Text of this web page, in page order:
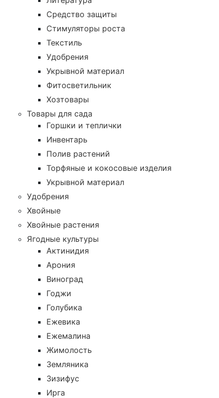
Средство защиты
Стимуляторы роста
Текстиль
Удобрения
Укрывной материал
Фитосветильник
Хозтовары
Товары для сада
Горшки и теплички
Инвентарь
Полив растений
Торфяные и кокосовые изделия
Укрывной материал
Удобрения
Хвойные
Хвойные растения
Ягодные культуры
Актинидия
Арония
Виноград
Годжи
Голубика
Ежевика
Ежемалина
Жимолость
Земляника
Зизифус
Ирга